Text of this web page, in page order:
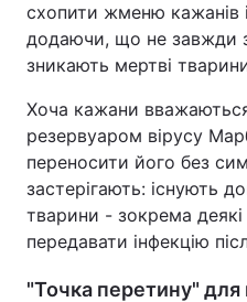
схопити жменю кажанів
додаючи, що не завжди
зникають мертві
Хоча кажани
резервуаром вірусу
переносити його без
застерігають: існують
тварини - зокрема
передавати інфекцію
"Точка перетину" для